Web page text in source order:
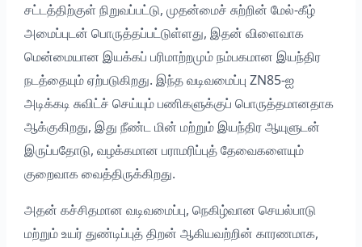
சட்டத்திற்குள் நிறுவப்பட்டு, முதன்மைச் சுற்றின் மேல்-கீழ்
அமைப்புடன் பொருத்தப்பட்டுள்ளது, இதன் விளைவாக
மென்மையான இயக்கப் பரிமாற்றமும் நம்பகமான இயந்திர
நடத்தையும் ஏற்படுகிறது. இந்த வடிவமைப்பு ZN85-ஐ
அடிக்கடி சுவிட்ச் செய்யும் பணிகளுக்குப் பொருத்தமானதாக
ஆக்குகிறது, இது நீண்ட மின் மற்றும் இயந்திர ஆயுளுடன்
இருப்பதோடு, வழக்கமான பராமரிப்புத் தேவைகளையும்
குறைவாக வைத்திருக்கிறது.
அதன் கச்சிதமான வடிவமைப்பு, நெகிழ்வான செயல்பாடு
மற்றும் உயர் துண்டிப்புத் திறன் ஆகியவற்றின் காரணமாக,